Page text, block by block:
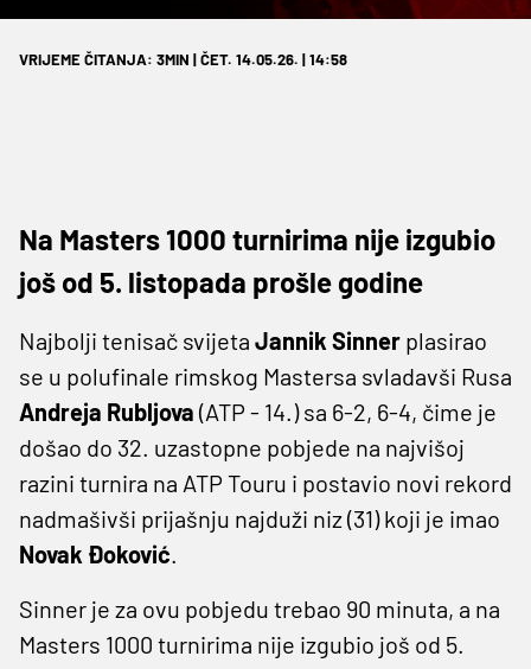
VRIJEME ČITANJA: 3MIN | ČET. 14.05.26. | 14:58
Na Masters 1000 turnirima nije izgubio
još od 5. listopada prošle godine
Najbolji tenisač svijeta Jannik Sinner plasirao
se u polufinale rimskog Mastersa svladavši Rusa
Andreja Rubljova (ATP - 14.) sa 6-2, 6-4, čime je
došao do 32. uzastopne pobjede na najvišoj
razini turnira na ATP Touru i postavio novi rekord
nadmašivši prijašnju najduži niz (31) koji je imao
Novak Đoković.
Sinner je za ovu pobjedu trebao 90 minuta, a na
Masters 1000 turnirima nije izgubio još od 5.